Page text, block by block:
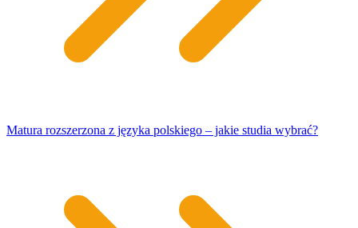
Matura rozszerzona z języka polskiego – jakie studia wybrać?